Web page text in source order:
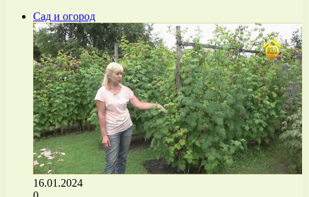
Сад и огород
16.01.2024